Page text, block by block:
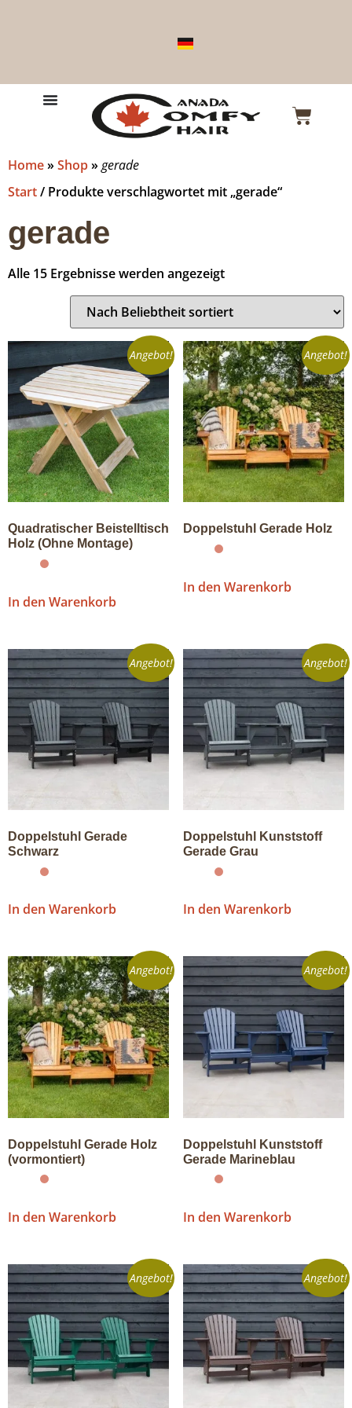
Home»Shop»gerade
Start/ Produkte verschlagwortet mit „gerade“
gerade
Alle 15 Ergebnisse werden angezeigt
Angebot!
Quadratischer Beistelltisch
Holz (Ohne Montage)
In den Warenkorb
Angebot!
Doppelstuhl Gerade Holz
In den Warenkorb
Angebot!
Doppelstuhl Gerade
Schwarz
In den Warenkorb
Angebot!
Doppelstuhl Kunststoff
Gerade Grau
In den Warenkorb
Angebot!
Doppelstuhl Gerade Holz
(vormontiert)
In den Warenkorb
Angebot!
Doppelstuhl Kunststoff
Gerade Marineblau
In den Warenkorb
Angebot! Angebot!